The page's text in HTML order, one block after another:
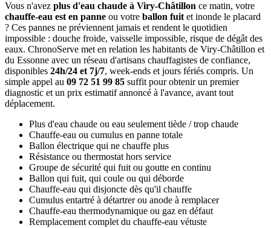
Vous n'avez plus d'eau chaude à Viry-Châtillon ce matin, votre
chauffe-eau est en panne ou votre ballon fuit et inonde le placard
? Ces pannes ne préviennent jamais et rendent le quotidien
impossible : douche froide, vaisselle impossible, risque de dégât des
eaux. ChronoServe met en relation les habitants de Viry-Châtillon et
du Essonne avec un réseau d'artisans chauffagistes de confiance,
disponibles 24h/24 et 7j/7, week-ends et jours fériés compris. Un
simple appel au 09 72 51 99 85 suffit pour obtenir un premier
diagnostic et un prix estimatif annoncé à l'avance, avant tout
déplacement.
Plus d'eau chaude ou eau seulement tiède / trop chaude
Chauffe-eau ou cumulus en panne totale
Ballon électrique qui ne chauffe plus
Résistance ou thermostat hors service
Groupe de sécurité qui fuit ou goutte en continu
Ballon qui fuit, qui coule ou qui déborde
Chauffe-eau qui disjoncte dès qu'il chauffe
Cumulus entartré à détartrer ou anode à remplacer
Chauffe-eau thermodynamique ou gaz en défaut
Remplacement complet du chauffe-eau vétuste